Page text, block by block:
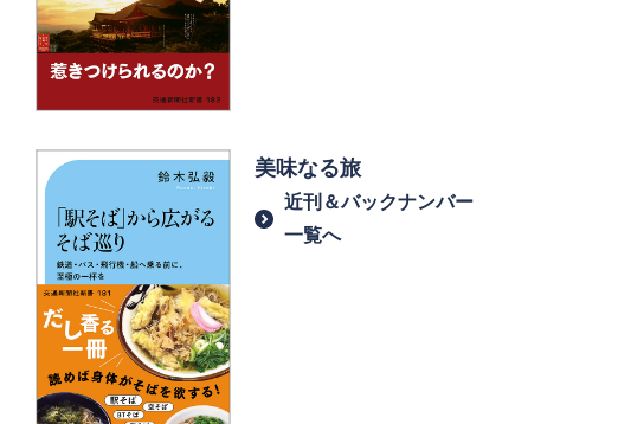
美味なる旅
近刊＆バックナンバー
一覧へ